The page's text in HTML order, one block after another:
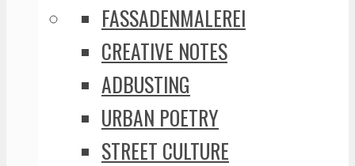
FASSADENMALEREI
CREATIVE NOTES
ADBUSTING
URBAN POETRY
STREET CULTURE